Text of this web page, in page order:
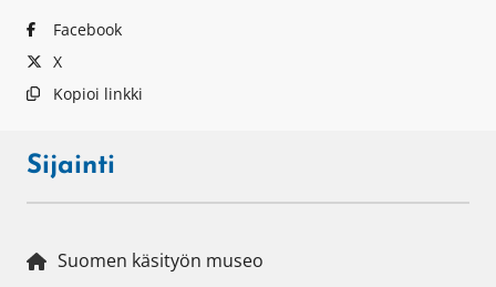
Facebook
X
Kopioi linkki
Sijainti
Suomen käsityön museo